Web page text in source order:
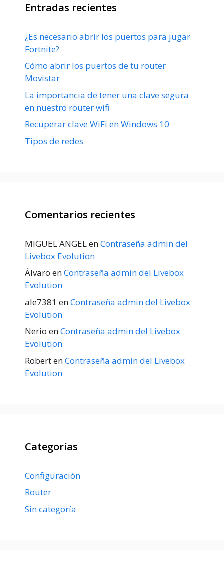
Entradas recientes
¿Es necesario abrir los puertos para jugar
Fortnite?
Cómo abrir los puertos de tu router
Movistar
La importancia de tener una clave segura
en nuestro router wifi
Recuperar clave WiFi en Windows 10
Tipos de redes
Comentarios recientes
MIGUEL ANGELenContraseña admin del
Livebox Evolution
Álvaro enContraseña admin del Livebox
Evolution
ale7381 enContraseña admin del Livebox
Evolution
Nerio enContraseña admin del Livebox
Evolution
RobertenContraseña admin del Livebox
Evolution
Categorías
Configuración
Router
Sin categoría